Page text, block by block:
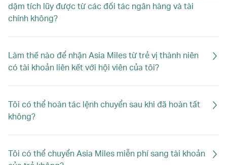
dặm tích lũy được từ các đối tác ngân hàng và tài
chính không?
Làm thế nào để nhận Asia Miles từ trẻ vị thành niên
có tài khoản liên kết với hội viên của tôi?
Tôi có thể hoàn tác lệnh chuyển sau khi đã hoàn tất
không?
Tôi có thể chuyển Asia Miles miễn phí sang tài khoản